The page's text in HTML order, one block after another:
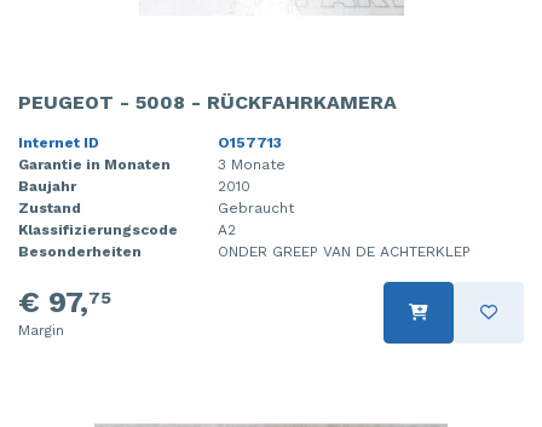
PEUGEOT - 5008 - RÜCKFAHRKAMERA
Internet ID
O157713
Garantie in Monaten
3 Monate
Baujahr
2010
Zustand
Gebraucht
Klassifizierungscode
A2
Besonderheiten
ONDER GREEP VAN DE ACHTERKLEP
€ 97,75
Margin